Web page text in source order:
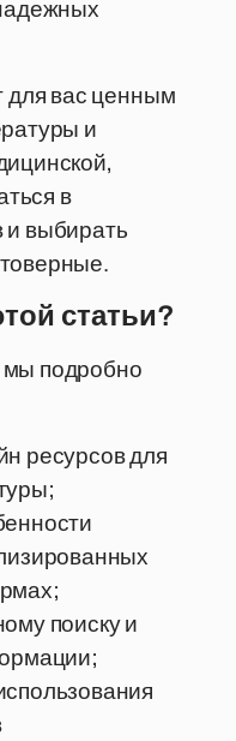
для вас ценным
и
в
и выбирать
статьи?
подробно
ресурсов для
поиску и